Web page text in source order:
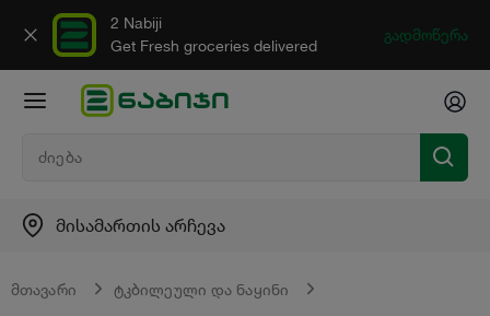
2 Nabiji
Get Fresh groceries delivered
გადმოწერა
მისამართის არჩევა
მთავარი ტკბილეული და ნაყინი